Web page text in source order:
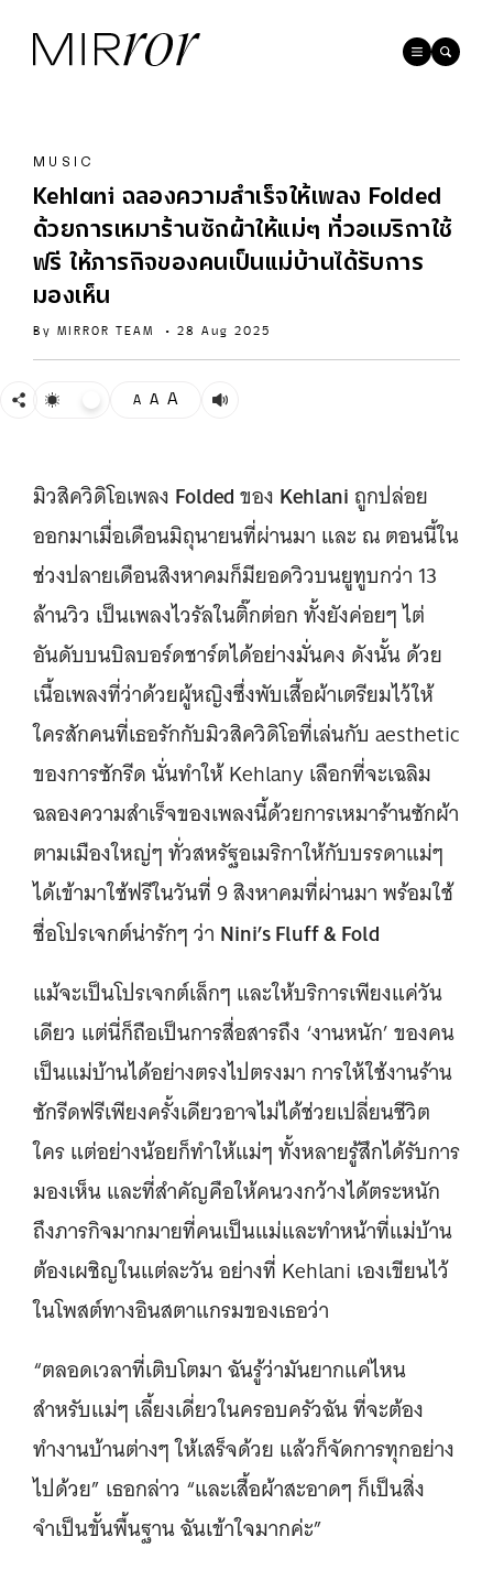
MUSIC
Kehlani ฉลองความสำเร็จให้เพลง Folded
ด้วยการเหมาร้านซักผ้าให้แม่ๆ ทั่วอเมริกาใช้
ฟรี ให้ภารกิจของคนเป็นแม่บ้านได้รับการ
มองเห็น
By MIRROR TEAM • 28 Aug 2025
A A A
มิวสิควิดิโอเพลง Foldedของ Kehlani ถูกปล่อย
ออกมาเมื่อเดือนมิถุนายนที่ผ่านมา และ ณ ตอนนี้ใน
ช่วงปลายเดือนสิงหาคมก็มียอดวิวบนยูทูบกว่า 13
ล้านวิว เป็นเพลงไวรัลในติ๊กต่อก ทั้งยังค่อยๆ ไต่
อันดับบนบิลบอร์ดชาร์ตได้อย่างมั่นคง ดังนั้น ด้วย
เนื้อเพลงที่ว่าด้วยผู้หญิงซึ่งพับเสื้อผ้าเตรียมไว้ให้
ใครสักคนที่เธอรักกับมิวสิควิดิโอที่เล่นกับ aesthetic
ของการซักรีด นั่นทำให้ Kehlany เลือกที่จะเฉลิม
ฉลองความสำเร็จของเพลงนี้ด้วยการเหมาร้านซักผ้า
ตามเมืองใหญ่ๆ ทั่วสหรัฐอเมริกาให้กับบรรดาแม่ๆ
ได้เข้ามาใช้ฟรีในวันที่ 9 สิงหาคมที่ผ่านมา พร้อมใช้
ชื่อโปรเจกต์น่ารักๆ ว่า Nini’s Fluff & Fold
แม้จะเป็นโปรเจกต์เล็กๆ และให้บริการเพียงแค่วัน
เดียว แต่นี่ก็ถือเป็นการสื่อสารถึง ‘งานหนัก’ ของคน
เป็นแม่บ้านได้อย่างตรงไปตรงมา การให้ใช้งานร้าน
ซักรีดฟรีเพียงครั้งเดียวอาจไม่ได้ช่วยเปลี่ยนชีวิต
ใคร แต่อย่างน้อยก็ทำให้แม่ๆ ทั้งหลายรู้สึกได้รับการ
มองเห็น และที่สำคัญคือให้คนวงกว้างได้ตระหนัก
ถึงภารกิจมากมายที่คนเป็นแม่และทำหน้าที่แม่บ้าน
ต้องเผชิญในแต่ละวัน อย่างที่ Kehlani เองเขียนไว้
ในโพสต์ทางอินสตาแกรมของเธอว่า
“ตลอดเวลาที่เติบโตมา ฉันรู้ว่ามันยากแค่ไหน
สำหรับแม่ๆ เลี้ยงเดี่ยวในครอบครัวฉัน ที่จะต้อง
ทำงานบ้านต่างๆ ให้เสร็จด้วย แล้วก็จัดการทุกอย่าง
ไปด้วย” เธอกล่าว “และเสื้อผ้าสะอาดๆ ก็เป็นสิ่ง
จำเป็นขั้นพื้นฐาน ฉันเข้าใจมากค่ะ”